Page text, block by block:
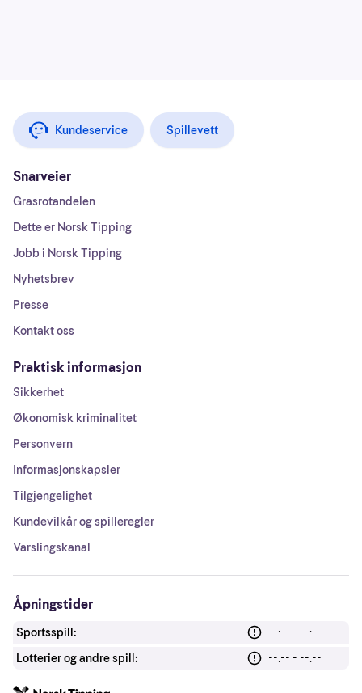
Kundeservice Spillevett
Snarveier
Grasrotandelen
Dette er Norsk Tipping
Jobb i Norsk Tipping
Nyhetsbrev
Presse
Kontakt oss
Praktisk informasjon
Sikkerhet
Økonomisk kriminalitet
Personvern
Informasjonskapsler
Tilgjengelighet
Kundevilkår og spilleregler
Varslingskanal
Åpningstider
Sportsspill:
--:-- - --:--
Lotterier og andre spill:
--:-- - --:--